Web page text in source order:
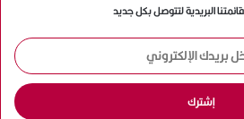
البريدية لتتوصل بكل جديد